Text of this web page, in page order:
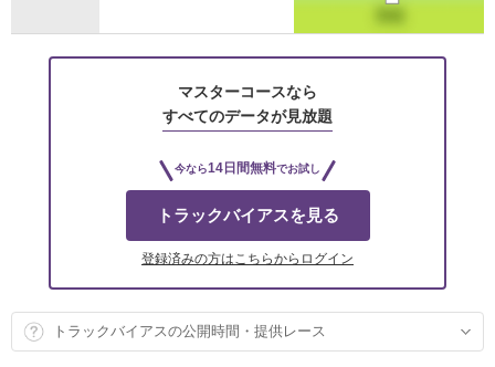
マスターコースなら
すべてのデータが見放題
今なら14日間無料でお試し
トラックバイアスを見る
登録済みの方はこちらからログイン
トラックバイアスの公開時間・提供レース